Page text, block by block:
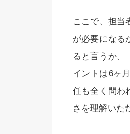
ここで、担当
が必要になる
ると言うか、
イントは6ヶ
任も全く問わ
さを理解いた